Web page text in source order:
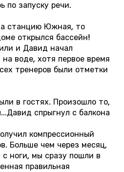
по запуску речи.
станцию Южная, то
открылся бассейн!
и Давид начал
воде, хотя первое время
тренеров были отметки
в гостях. Произошло то,
спрыгнул с балкона
компрессионный
Больше чем через месяц,
с ноги, мы сразу пошли в
правильная